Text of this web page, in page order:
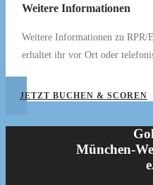
Weitere Informationen
Weitere Informationen zu RPR/
erhaltet ihr vor Ort oder
JETZT BUCHEN & SCOREN
München-